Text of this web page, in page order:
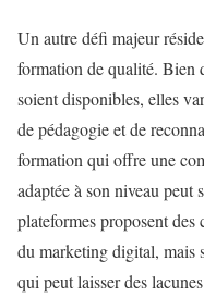
Un autre défi majeur
formation de qualité. Bien
soient disponibles, elles
de pédagogie et de
formation qui offre une
adaptée à son niveau peut
plateformes proposent des
du marketing digital, mais
qui peut laisser des